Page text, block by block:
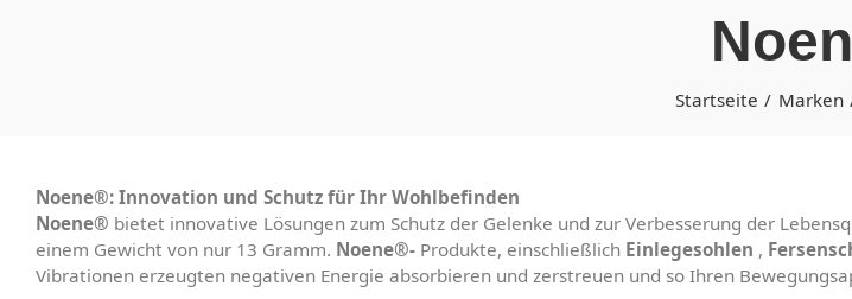
Startseite Marken
Noene®: Innovation und Schutz für Ihr Wohlbefinden
Noene® bietet innovative Lösungen zum Schutz der Gelenke und zur Verbesserung der
einem Gewicht von nur 13 Gramm. Noene®- Produkte, einschließlich Einlegesohlen ,
Vibrationen erzeugten negativen Energie absorbieren und zerstreuen und so Ihren